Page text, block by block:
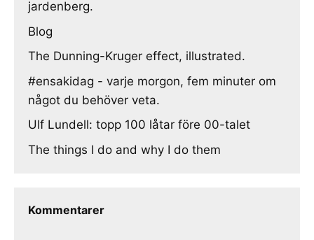
jardenberg.
Blog
The Dunning-Kruger effect, illustrated.
#ensakidag - varje morgon, fem minuter om
något du behöver veta.
Ulf Lundell: topp 100 låtar före 00-talet
The things I do and why I do them
Kommentarer